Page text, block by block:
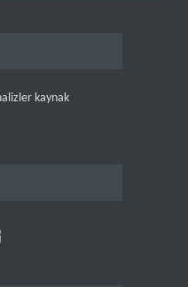
kaynak